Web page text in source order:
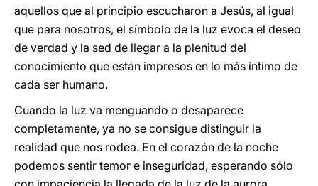
aquellos que al principio escucharon a Jesús, al igual
que para nosotros, el símbolo de la luz evoca el deseo
de verdad y la sed de llegar a la plenitud del
conocimiento que están impresos en lo más íntimo de
cada ser humano.
Cuando la luz va menguando o desaparece
completamente, ya no se consigue distinguir la
realidad que nos rodea. En el corazón de la noche
podemos sentir temor e inseguridad, esperando sólo